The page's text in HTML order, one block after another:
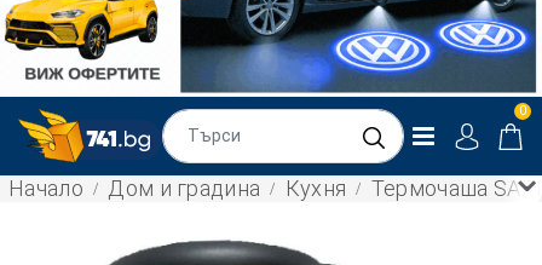
0
Начало Дом и градина Кухня Термочаша